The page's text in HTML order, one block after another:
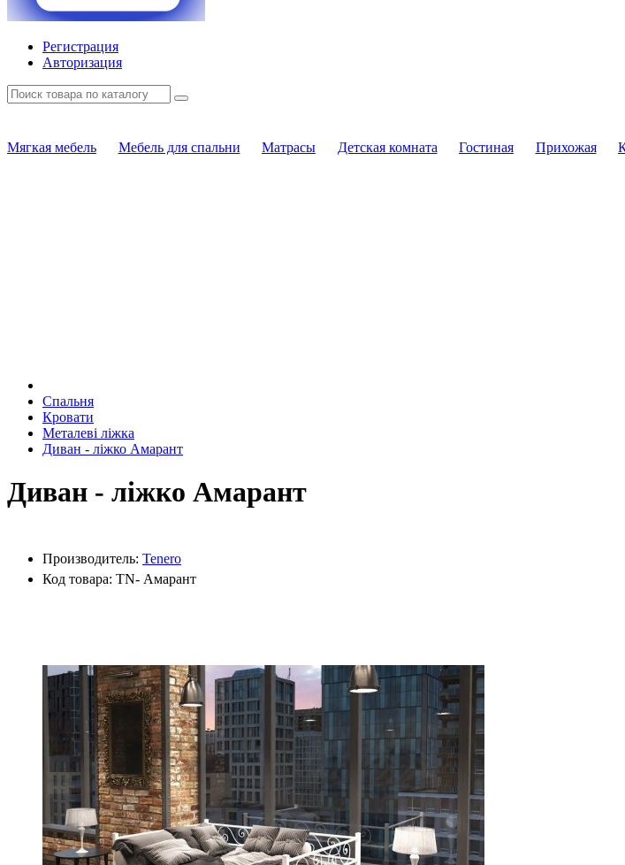
Регистрация
Авторизация
Мягкая мебель Мебель для спальни Матрасы Детская комната Гостиная Прихожая
Спальня
Кровати
Металеві ліжка
Диван - ліжко Амарант
Диван - ліжко Амарант
Производитель: Tenero
Код товара: TN- Амарант